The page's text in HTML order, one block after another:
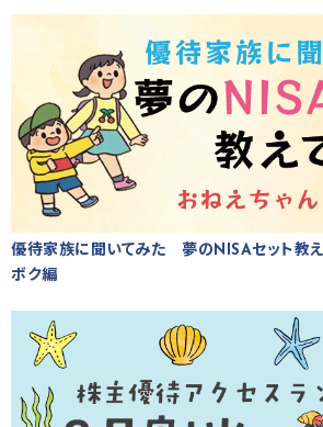
優待家族に聞いてみた 夢のNISAセット教
ボク編